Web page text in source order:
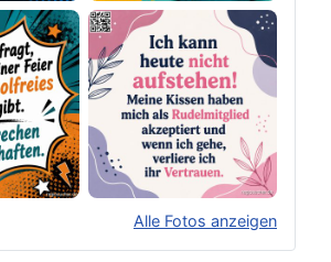
Alle Fotos anzeigen